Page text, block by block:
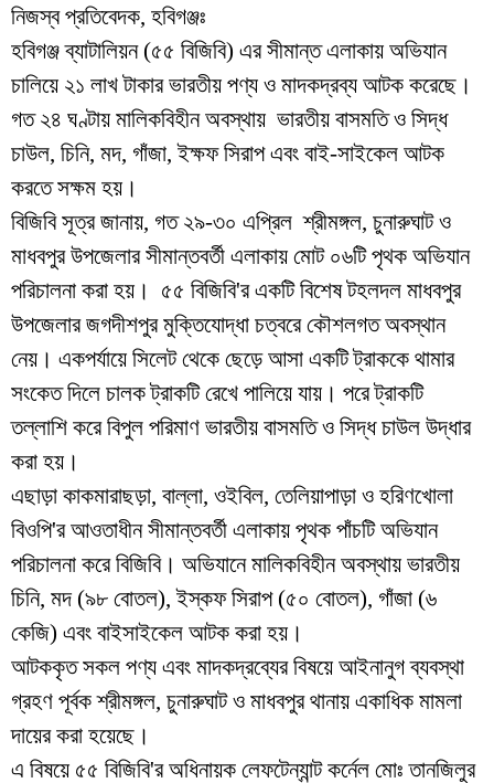
নিজস্ব প্রতিবেদক, হবিগঞ্জঃ
হবিগঞ্জ ব্যাটালিয়ন (৫৫ বিজিবি) এর সীমান্ত এলাকায় অভিযান
চালিয়ে ২১ লাখ টাকার ভারতীয় পণ্য ও মাদকদ্রব্য আটক করেছে।
গত ২৪ ঘণ্টায় মালিকবিহীন অবস্থায় ভারতীয় বাসমতি ও সিদ্ধ
চাউল, চিনি, মদ, গাঁজা, ইক্ষফ সিরাপ এবং বাই-সাইকেল আটক
করতে সক্ষম হয়।
বিজিবি সূত্র জানায়, গত ২৯-৩০ এপ্রিল শ্রীমঙ্গল, চুনারুঘাট ও
মাধবপুর উপজেলার সীমান্তবর্তী এলাকায় মোট ০৬টি পৃথক অভিযান
পরিচালনা করা হয়। ৫৫ বিজিবি'র একটি বিশেষ টহলদল মাধবপুর
উপজেলার জগদীশপুর মুক্তিযোদ্ধা চত্বরে কৌশলগত অবস্থান
নেয়। একপর্যায়ে সিলেট থেকে ছেড়ে আসা একটি ট্রাককে থামার
সংকেত দিলে চালক ট্রাকটি রেখে পালিয়ে যায়। পরে ট্রাকটি
তল্লাশি করে বিপুল পরিমাণ ভারতীয় বাসমতি ও সিদ্ধ চাউল উদ্ধার
করা হয়।
এছাড়া কাকমারাছড়া, বাল্লা, ওইবিল, তেলিয়াপাড়া ও হরিণখোলা
বিওপি'র আওতাধীন সীমান্তবর্তী এলাকায় পৃথক পাঁচটি অভিযান
পরিচালনা করে বিজিবি। অভিযানে মালিকবিহীন অবস্থায় ভারতীয়
চিনি, মদ (৯৮ বোতল), ইস্কফ সিরাপ (৫০ বোতল), গাঁজা (৬
কেজি) এবং বাইসাইকেল আটক করা হয়।
আটককৃত সকল পণ্য এবং মাদকদ্রব্যের বিষয়ে আইনানুগ ব্যবস্থা
গ্রহণ পূর্বক শ্রীমঙ্গল, চুনারুঘাট ও মাধবপুর থানায় একাধিক মামলা
দায়ের করা হয়েছে।
এ বিষয়ে ৫৫ বিজিবি'র অধিনায়ক লেফটেন্যান্ট কর্নেল মোঃ তানজিলুর